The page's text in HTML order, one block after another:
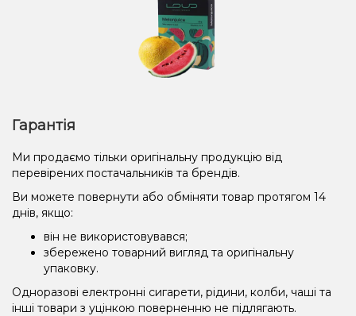
Гарантія
Ми продаємо тільки оригінальну продукцію від
перевірених постачальників та брендів.
Ви можете повернути або обміняти товар протягом 14
днів, якщо:
він не використовувався;
збережено товарний вигляд та оригінальну
упаковку.
Одноразові електронні сигарети, рідини, колби, чаші та
інші товари з уцінкою поверненню не підлягають.